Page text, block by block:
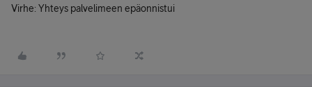
Virhe: Yhteys palvelimeen epäonnistui